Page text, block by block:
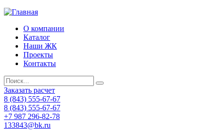
О компании
Каталог
Наши ЖК
Проекты
Контакты
Заказать расчет
8 (843) 555-67-67
8 (843) 555-67-67
+7 987 296-82-78
133843@bk.ru